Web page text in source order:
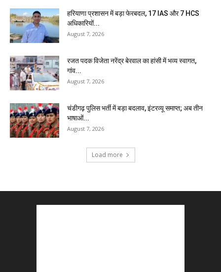
हरियाणा प्रशासन में बड़ा फेरबदल, 17 IAS और 7 HCS
अधिकारियों...
August 7, 2026
रजत पदक विजेता नरेंद्र बेरवाल का हांसी में भव्य स्वागत,
गांव...
August 7, 2026
चंडीगढ़ पुलिस भर्ती में बड़ा बदलाव, इंटरव्यू समाप्त; अब तीन
भाषाओं...
August 7, 2026
Load more